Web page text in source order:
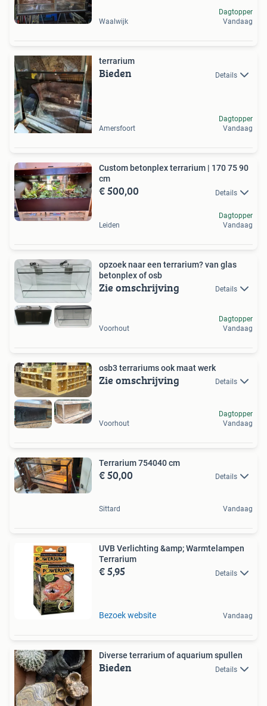
Waalwijk
Dagtopper
Vandaag
terrarium
Bieden Details
Amersfoort
Dagtopper
Vandaag
Custom betonplex terrarium | 170 75 90
cm
€ 500,00 Details
Leiden
Dagtopper
Vandaag
opzoek naar een terrarium? van glas
betonplex of osb
Zie omschrijving Details
Voorhout
Dagtopper
Vandaag
osb3 terrariums ook maat werk
Zie omschrijving Details
Voorhout
Dagtopper
Vandaag
Terrarium 754040 cm
€ 50,00 Details
Sittard Vandaag
UVB Verlichting &amp; Warmtelampen
Terrarium
€ 5,95 Details
Bezoek website Vandaag
Diverse terrarium of aquarium spullen
Bieden Details